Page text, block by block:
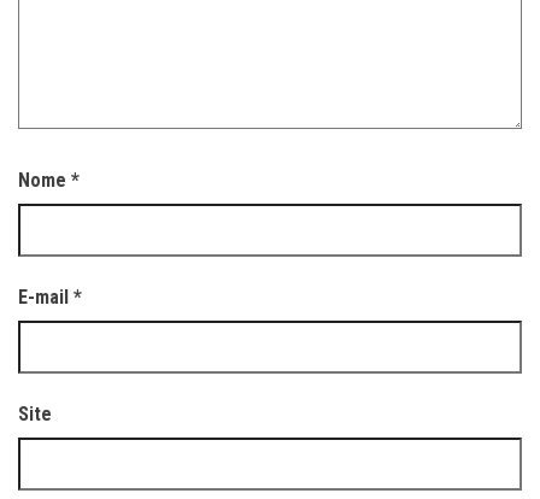
Nome *
E-mail *
Site